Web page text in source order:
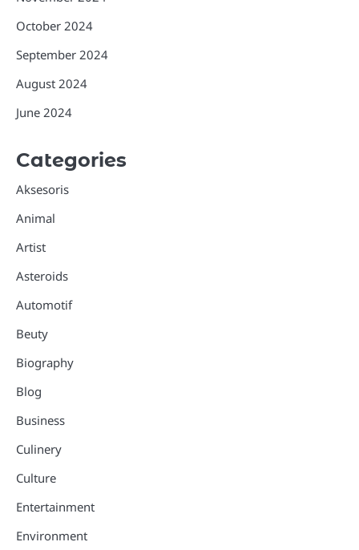
October 2024
September 2024
August 2024
June 2024
Categories
Aksesoris
Animal
Artist
Asteroids
Automotif
Beuty
Biography
Blog
Business
Culinery
Culture
Entertainment
Environment